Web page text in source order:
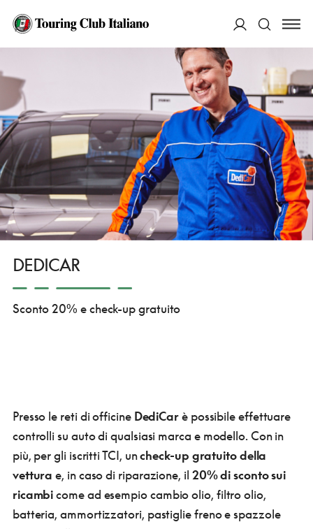
Cerca
HOME
OFFICINE DEDICAR
DEDICAR
Sconto 20% e check-up gratuito
Presso le reti di officine DediCarè possibile effettuare
controlli su auto di qualsiasi marca e modello. Con in
più, per gli iscritti TCI, uncheck-up gratuito della
vettura e, in caso di riparazione, il 20% di sconto sui
ricambicome ad esempio cambio olio, filtro olio,
batteria, ammortizzatori, pastiglie freno e spazzole